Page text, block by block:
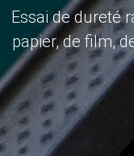
Essai de dureté
papier, de film,